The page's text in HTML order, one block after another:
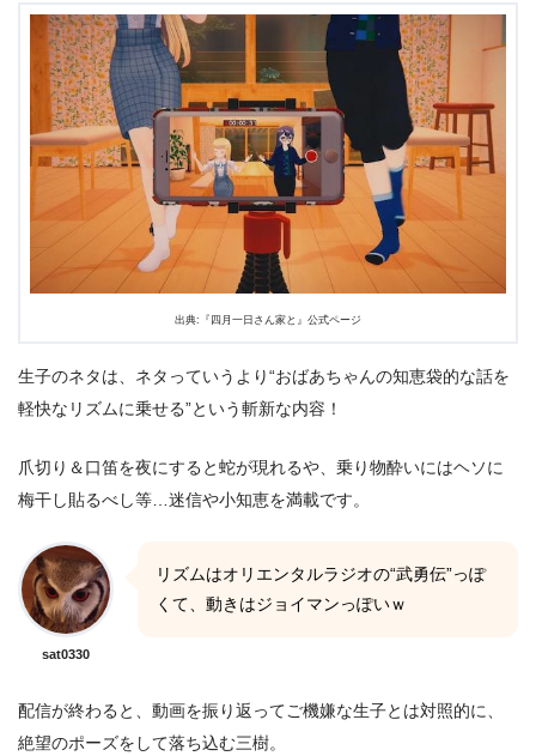
出典:『四月一日さん家と』公式ページ
生子のネタは、ネタっていうより“おばあちゃんの知恵袋的な話を
軽快なリズムに乗せる”という斬新な内容！
爪切り＆口笛を夜にすると蛇が現れるや、乗り物酔いにはヘソに
梅干し貼るべし等…迷信や小知恵を満載です。
sat0330
リズムはオリエンタルラジオの“武勇伝”っぽ
くて、動きはジョイマンっぽいｗ
配信が終わると、動画を振り返ってご機嫌な生子とは対照的に、
絶望のポーズをして落ち込む三樹。